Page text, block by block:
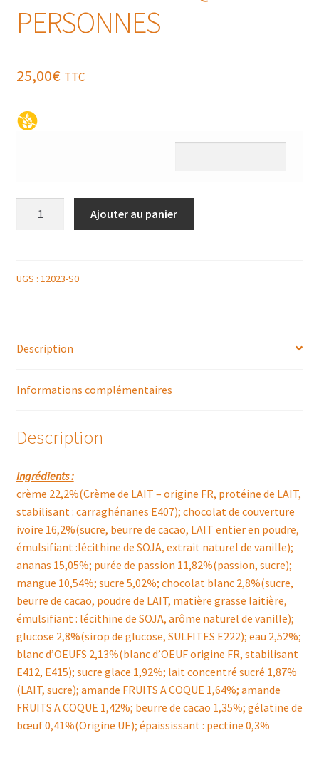
PERSONNES
25,00€ TTC
6
Ajouter au panier
UGS : 12023-S0
Description
Informations complémentaires
Description
Ingrédients :
crème 22,2%(Crème de LAIT – origine FR, protéine de LAIT,
stabilisant : carraghénanes E407); chocolat de couverture
ivoire 16,2%(sucre, beurre de cacao, LAIT entier en poudre,
émulsifiant :lécithine de SOJA, extrait naturel de vanille);
ananas 15,05%; purée de passion 11,82%(passion, sucre);
mangue 10,54%; sucre 5,02%; chocolat blanc 2,8%(sucre,
beurre de cacao, poudre de LAIT, matière grasse laitière,
émulsifiant : lécithine de SOJA, arôme naturel de vanille);
glucose 2,8%(sirop de glucose, SULFITES E222); eau 2,52%;
blanc d’OEUFS 2,13%(blanc d’OEUF origine FR, stabilisant
E412, E415); sucre glace 1,92%; lait concentré sucré 1,87%
(LAIT, sucre); amande FRUITS A COQUE 1,64%; amande
FRUITS A COQUE 1,42%; beurre de cacao 1,35%; gélatine de
bœuf 0,41%(Origine UE); épaississant : pectine 0,3%